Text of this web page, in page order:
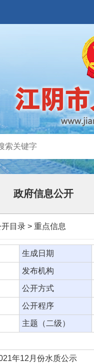
政府信息公开
目录 > 重点信息
生成日期
发布机构
公开方式
公开程序
主题（二级）
年12月份水质公示